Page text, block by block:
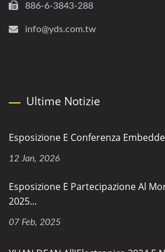
886-6-3843-288
info@yds.com.tw
Ultime Notizie
Esposizione E Conferenza
12 Jan, 2026
Esposizione E Partecipazione Al
2025...
07 Feb, 2025